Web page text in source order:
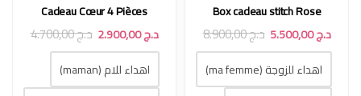
Box cadeau stitch Rose
د.ج5.500,00 د.ج8.900,00
اهداء للزوجة (ma femme)
Cadeau Cœur 4 Pièces
د.ج2.900,00 د.ج4.700,00
اهداء للام (maman)